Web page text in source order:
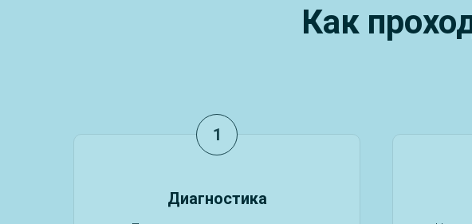
Как
Диагностика